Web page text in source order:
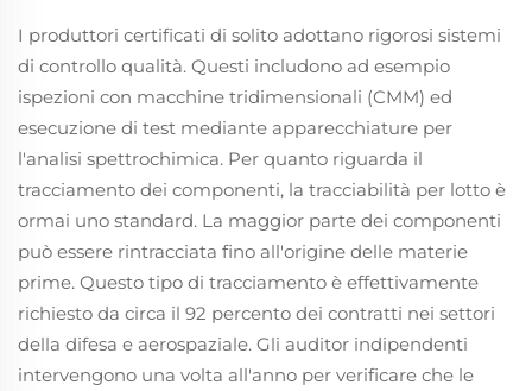
I produttori certificati di solito adottano rigorosi sistemi
di controllo qualità. Questi includono ad esempio
ispezioni con macchine tridimensionali (CMM) ed
esecuzione di test mediante apparecchiature per
l'analisi spettrochimica. Per quanto riguarda il
tracciamento dei componenti, la tracciabilità per lotto è
ormai uno standard. La maggior parte dei componenti
può essere rintracciata fino all'origine delle materie
prime. Questo tipo di tracciamento è effettivamente
richiesto da circa il 92 percento dei contratti nei settori
della difesa e aerospaziale. Gli auditor indipendenti
intervengono una volta all'anno per verificare che le